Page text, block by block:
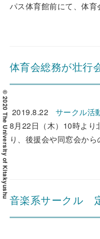
© 2020 The University of Kitakyushu
パス体育館前にて、体
体育会総務が壮行
2019.8.22
サークル活
8月22日（木）10時より
り、後援会や同窓会か
音楽系サークル